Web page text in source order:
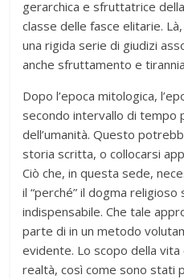
gerarchica e sfruttatrice
classe delle fasce elitarie.
una rigida serie di giudizi
anche sfruttamento e
Dopo l’epoca mitologica,
secondo intervallo di tempo
dell’umanità. Questo
storia scritta, o collocarsi
Ciò che, in questa sede,
il “perché” il dogma
indispensabile. Che tale
parte di in un metodo
evidente. Lo scopo della
realtà, così come sono stati